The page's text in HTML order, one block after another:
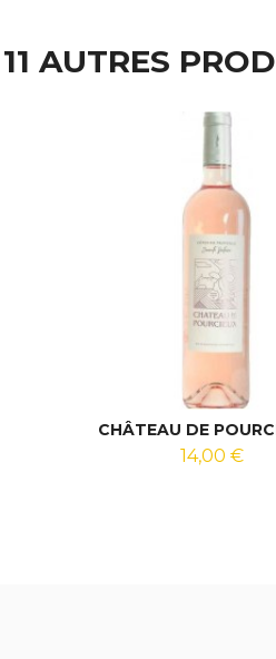
11 AUTRES
CHÂTEAU DE
14,00 €